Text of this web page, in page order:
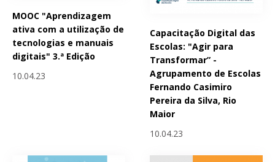
MOOC "Aprendizagem
ativa com a utilização de
tecnologias e manuais
digitais" 3.ª Edição
10.04.23
Capacitação Digital das
Escolas: "Agir para
Transformar” -
Agrupamento de Escolas
Fernando Casimiro
Pereira da Silva, Rio
Maior
10.04.23